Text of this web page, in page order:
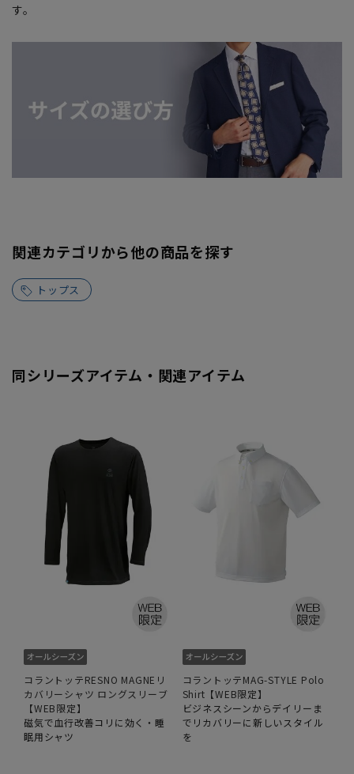
す。
関連カテゴリから他の商品を探す
トップス
同シリーズアイテム・関連アイテム
コラントッテRESNO MAGNEリ
カバリーシャツ ロングスリーブ
【WEB限定】
磁気で血行改善コリに効く・睡
眠用シャツ
コラントッテMAG-STYLE Polo
Shirt【WEB限定】
ビジネスシーンからデイリーま
でリカバリーに新しいスタイル
を